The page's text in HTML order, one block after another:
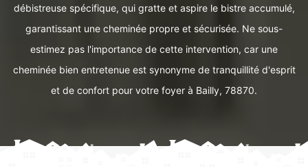
débistreuse spécifique, qui gratte et aspire le bistre accumulé,
garantissant une cheminée propre et sécurisée. Ne sous-
estimez pas l'importance de cette intervention, car une
cheminée bien entretenue est synonyme de tranquillité d'esprit
et de confort pour votre foyer à Bailly, 78870.